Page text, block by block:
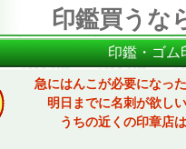
印鑑買うな
印鑑・ゴム
急にはんこが必要になっ
明日までに名刺が欲し
うちの近くの印章店